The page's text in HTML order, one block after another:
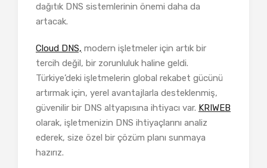
dağıtık DNS sistemlerinin önemi daha da
artacak.
Cloud DNS, modern işletmeler için artık bir
tercih değil, bir zorunluluk haline geldi.
Türkiye’deki işletmelerin global rekabet gücünü
artırmak için, yerel avantajlarla desteklenmiş,
güvenilir bir DNS altyapısına ihtiyacı var. KRIWEB
olarak, işletmenizin DNS ihtiyaçlarını analiz
ederek, size özel bir çözüm planı sunmaya
hazırız.